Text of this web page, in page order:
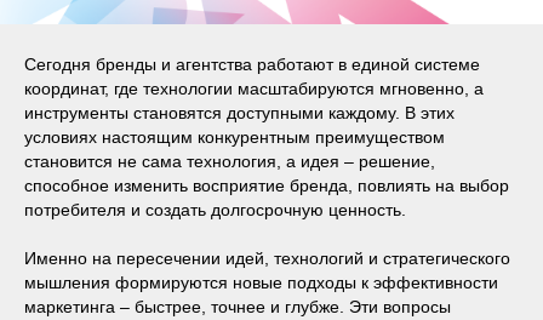
Сегодня бренды и агентства работают в единой системе
координат, где технологии масштабируются мгновенно, а
инструменты становятся доступными каждому. В этих
условиях настоящим конкурентным преимуществом
становится не сама технология, а идея – решение,
способное изменить восприятие бренда, повлиять на выбор
потребителя и создать долгосрочную ценность.
Именно на пересечении идей, технологий и стратегического
мышления формируются новые подходы к эффективности
маркетинга – быстрее, точнее и глубже. Эти вопросы